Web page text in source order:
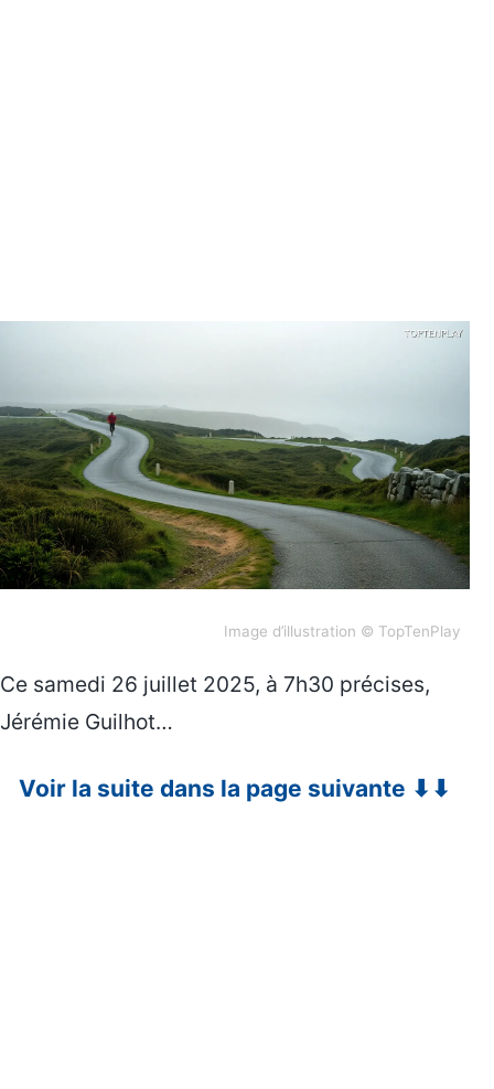
Image d’illustration © TopTenPlay
Ce samedi 26 juillet 2025, à 7h30 précises,
Jérémie Guilhot…
Voir la suite dans la page suivante ⬇⬇